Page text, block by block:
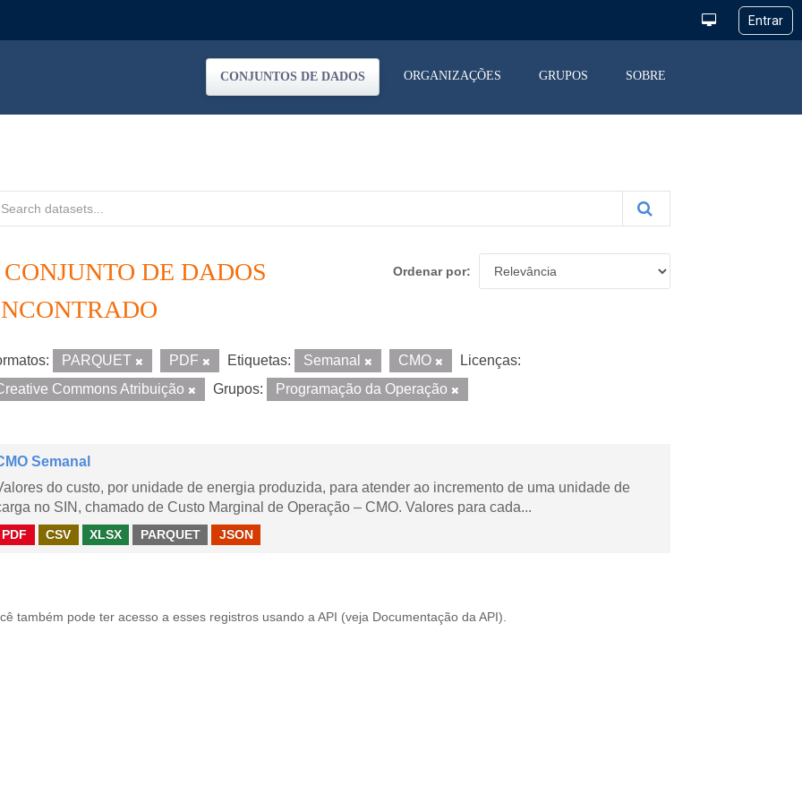
CONJUNTOS DE DADOS ORGANIZAÇÕES GRUPOS SOBRE
Ordenar por
CONJUNTO DE DADOS
PARQUET PDF Etiquetas: Semanal CMO
Licenças:
Commons Atribuição
Grupos: Programação da Operação
Semanal
do custo, por unidade de energia produzida, para atender ao incremento de uma unidade de
no SIN, chamado de Custo Marginal de Operação – CMO. Valores para cada...
PDF CSV XLSX PARQUET JSON
também pode ter acesso a esses registros usando a API (veja Documentação da API ).